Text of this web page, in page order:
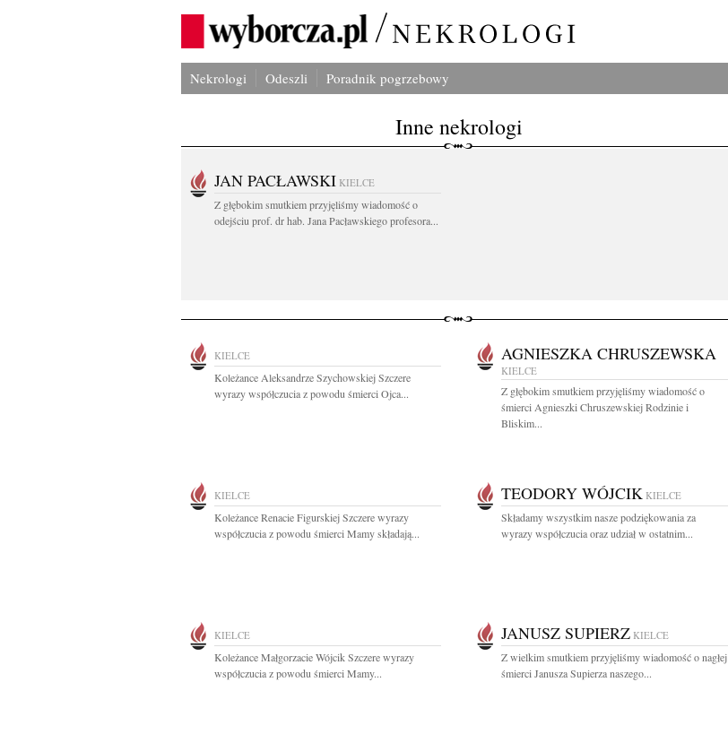
Nekrologi Odeszli Poradnik pogrzebowy
Inne nekrologi
JAN PACŁAWSKI KIELCE
Z głębokim smutkiem przyjęliśmy wiadomość o
odejściu prof. dr hab. Jana Pacławskiego profesora...
KIELCE
Koleżance Aleksandrze Szychowskiej Szczere
wyrazy współczucia z powodu śmierci Ojca...
AGNIESZKA CHRUSZEWSKA
KIELCE
Z głębokim smutkiem przyjęliśmy wiadomość o
śmierci Agnieszki Chruszewskiej Rodzinie i
Bliskim...
KIELCE
Koleżance Renacie Figurskiej Szczere wyrazy
współczucia z powodu śmierci Mamy składają...
TEODORY WÓJCIK KIELCE
Składamy wszystkim nasze podziękowania za
wyrazy współczucia oraz udział w ostatnim...
KIELCE
Koleżance Małgorzacie Wójcik Szczere wyrazy
współczucia z powodu śmierci Mamy...
JANUSZ SUPIERZ KIELCE
Z wielkim smutkiem przyjęliśmy wiadomość o nagłej
śmierci Janusza Supierza naszego...